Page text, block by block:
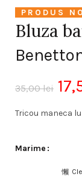
PRODUS
Bluza
35,00lei
Tricou maneca
Marime